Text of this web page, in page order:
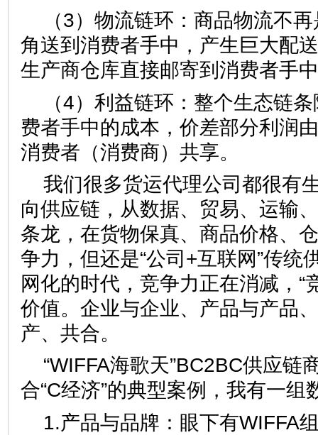
（3）物流链环：商品物流不
角送到消费者手中，产生巨大配
生产商仓库直接邮寄到消费者手
（4）利益链环：整个生态链
费者手中的成本，价差部分利润
消费者（消费商）共享。
我们很多货运代理公司都很有
向供应链，从数据、贸易、运输
条龙，在货物保真、商品价格、
争力，但还是“公司+互联网”传统
网化的时代，竞争力正在消减，“
价值。企业与企业、产品与产品
产、共合。
“WIFFA海歌天”BC2BC供应链
合“C经济”的典型案例，我有一组
1.产品与品牌：眼下有WIFFA